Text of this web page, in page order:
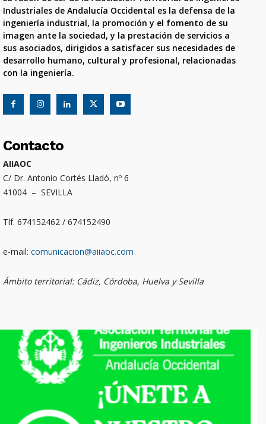
Industriales de Andalucía Occidental es la defensa de la
ingeniería industrial, la promoción y el fomento de su
imagen ante la sociedad, y la prestación de servicios a
sus asociados, dirigidos a satisfacer sus necesidades de
desarrollo humano, cultural y profesional, relacionadas
con la ingeniería.
Contacto
AIIAOC
C/ Dr. Antonio Cortés Lladó, nº 6
41004 – SEVILLA
Tlf. 674152462 / 674152490
e-mail: comunicacion@aiiaoc.com
Ámbito territorial: Cádiz, Córdoba, Huelva y Sevilla